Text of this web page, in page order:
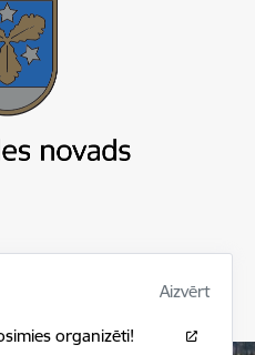
Aizvērt
organizēti!